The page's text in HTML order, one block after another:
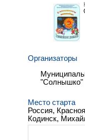
Организаторы
"Солнышко"
Место старта
Россия,
Кодинск,